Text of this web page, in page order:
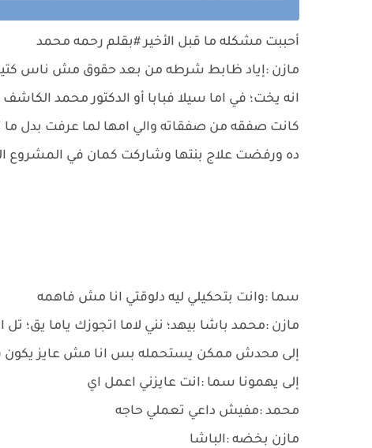
أحببت مشكله ما قبل الأخير #بقلم رحمه محمد
مازن :إياد ظابط شرطه من بعد حقوق مش ناس
انه يخت؛ في اما سيلا فبابا أو الدكتور محمد
كانت صفقه من صفقاته والي امها لما عرفت بدل ما
ده ورفضت علاج بنتها وشاركت كمان في المشروع
سما :وانت بتحكيلي ليه دلوقتي انا مش فاهمه
مازن :محمد باشا بيهد؛ نني لاما اتجوزك ياما يق؛
إلى محدش ممكن يستحمله بس انا مش عايز
إلى يهمونا سما :انت عايزني اعمل اي
محمد :مفيش داعي تعملي حاجه
مازن بخضه :الباشا